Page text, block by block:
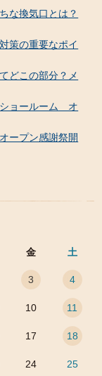
な換気口とは？
策の重要なポイ
どこの部分？メ
ショールーム オ
ープン感謝祭開
金 土
3 4
10 11
17 18
24 25